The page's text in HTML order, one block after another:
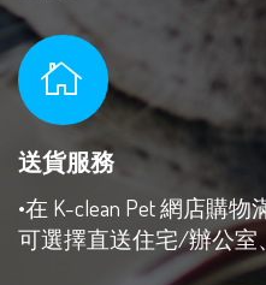
送貨服務
•在 K-clean Pet 網店購
可選擇直送住宅/辦公室